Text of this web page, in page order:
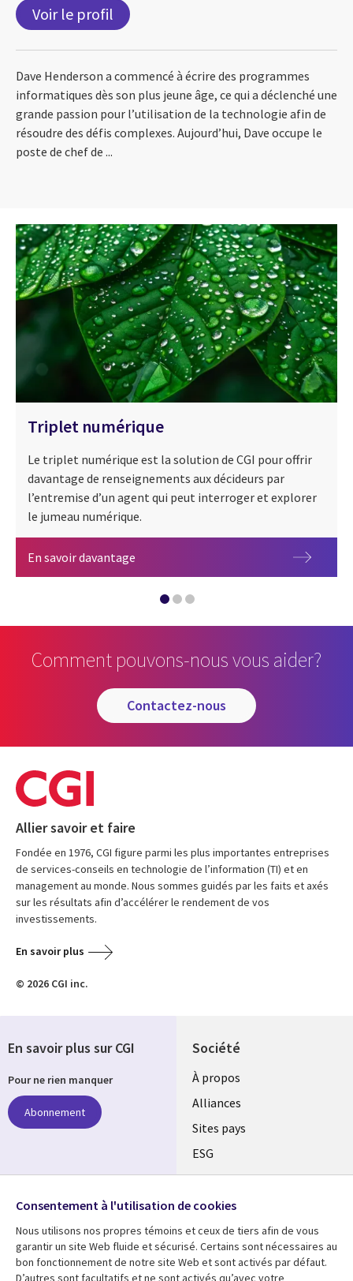
Voir le profil
Dave Henderson a commencé à écrire des programmes
informatiques dès son plus jeune âge, ce qui a déclenché une
grande passion pour l’utilisation de la technologie afin de
résoudre des défis complexes. Aujourd’hui, Dave occupe le
poste de chef de ...
Triplet numérique
Le triplet numérique est la solution de CGI pour offrir
davantage de renseignements aux décideurs par
l’entremise d’un agent qui peut interroger et explorer
le jumeau numérique.
En savoir davantage CGI AIOps Director – Orchestration
Comment pouvons-nous vous aider?
contactez-nous
Allier savoir et faire
Fondée en 1976, CGI figure parmi les plus importantes entreprises
de services-conseils en technologie de l’information (TI) et en
management au monde. Nous sommes guidés par les faits et axés
sur les résultats afin d’accélérer le rendement de vos
investissements.
En savoir plus
© 2026 CGI inc.
Société
À propos
Alliances
Sites pays
ESG
Nos bureaux
Fusions
Salle de presse
En savoir plus sur CGI
Pour ne rien manquer
Abonnement
Suivez-nous
Social
Media
Global
Consentement à l'utilisation de cookies
Nous utilisons nos propres témoins et ceux de tiers afin de vous
garantir un site Web fluide et sécurisé. Certains sont nécessaires au
bon fonctionnement de notre site Web et sont activés par défaut.
D’autres sont facultatifs et ne sont activés qu’avec votre